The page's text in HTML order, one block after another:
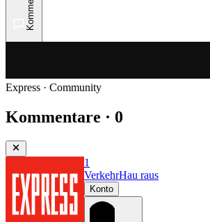
Express · Community
Kommentare · 0
1
VerkehrHau raus
Konto